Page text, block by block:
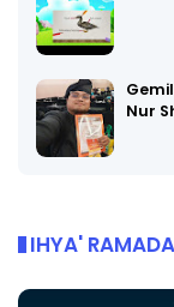
Nur
IHYA'